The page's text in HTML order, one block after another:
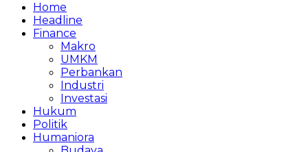
Home
Headline
Finance
Makro
UMKM
Perbankan
Industri
Investasi
Hukum
Politik
Humaniora